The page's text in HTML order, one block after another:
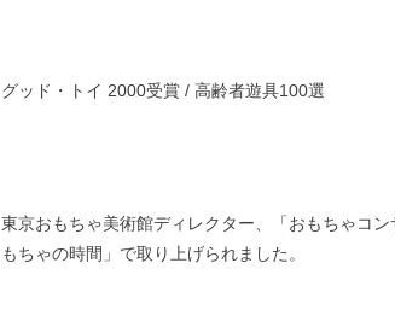
グッド・トイ 2000受賞 / 高齢者遊具100選
東京おもちゃ美術館ディレクター、「おもちゃコ
もちゃの時間」で取り上げられました。